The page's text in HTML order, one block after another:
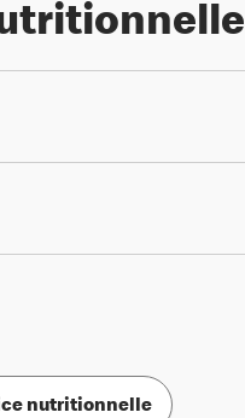
nutritionnelle